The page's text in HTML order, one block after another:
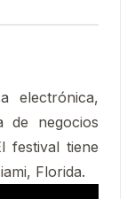
electrónica,
de negocios
festival tiene
Florida.